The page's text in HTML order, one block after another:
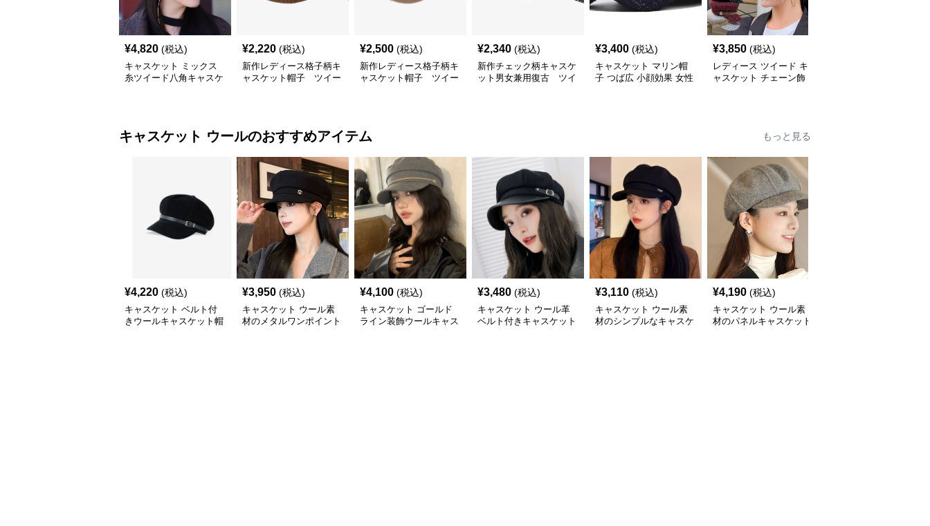
¥4,820 (税込)
キャスケット ミックス
糸ツイード八角キャスケ
¥2,220 (税込)
新作レディース格子柄キ
ャスケット帽子 ツイー
¥2,500 (税込)
新作レディース格子柄キ
ャスケット帽子 ツイー
¥2,340 (税込)
新作チェック柄キャスケ
ット男女兼用復古 ツイ
¥3,400 (税込)
キャスケット マリン帽
子 つば広 小顔効果 女性
¥3,850 (税込)
レディース ツイード キ
ャスケット チェーン飾
キャスケット ウールのおすすめアイテム もっと見る
¥4,220 (税込)
キャスケット ベルト付
きウールキャスケット帽
¥3,950 (税込)
キャスケット ウール素
材のメタルワンポイント
¥4,100 (税込)
キャスケット ゴールド
ライン装飾ウールキャス
¥3,480 (税込)
キャスケット ウール革
ベルト付きキャスケット
¥3,110 (税込)
キャスケット ウール素
材のシンプルなキャスケ
¥4,190 (税込)
キャスケット ウール素
材のパネルキャスケット